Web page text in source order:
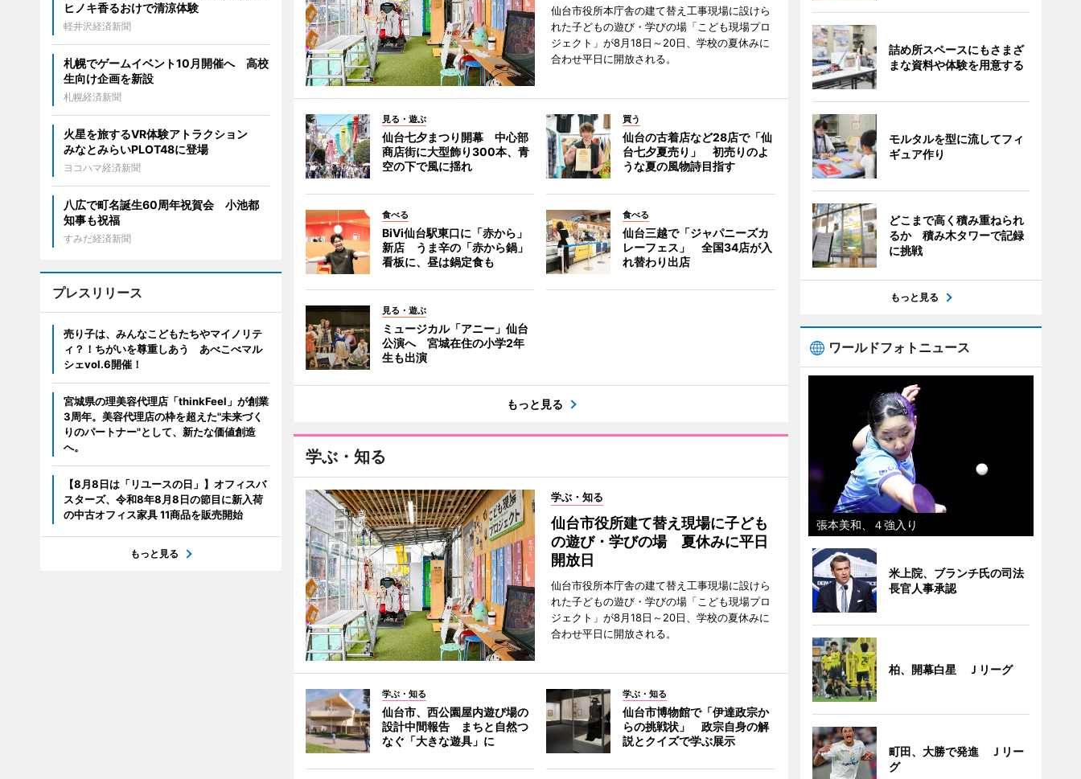
仙台市役所本庁舎の建て替え工事現場に設けら
れた子どもの遊び・学びの場「こども現場プロ
ジェクト」が8月18日～20日、学校の夏休みに
合わせ平日に開放される。
見る・遊ぶ
仙台七夕まつり開幕 中心部
商店街に大型飾り300本、青
空の下で風に揺れ
買う
仙台の古着店など28店で「仙
台七夕夏売り」 初売りのよ
うな夏の風物詩目指す
食べる
BiVi仙台駅東口に「赤から」
新店 うま辛の「赤から鍋」
看板に、昼は鍋定食も
食べる
仙台三越で「ジャパニーズカ
レーフェス」 全国34店が入
れ替わり出店
見る・遊ぶ
ミュージカル「アニー」仙台
公演へ 宮城在住の小学2年
生も出演
もっと見る
学ぶ・知る
学ぶ・知る
仙台市役所建て替え現場に子ども
の遊び・学びの場 夏休みに平日
開放日
仙台市役所本庁舎の建て替え工事現場に設けら
れた子どもの遊び・学びの場「こども現場プロ
ジェクト」が8月18日～20日、学校の夏休みに
合わせ平日に開放される。
学ぶ・知る
仙台市、西公園屋内遊び場の
設計中間報告 まちと自然つ
なぐ「大きな遊具」に
学ぶ・知る
仙台市博物館で「伊達政宗か
らの挑戦状」 政宗自身の解
説とクイズで学ぶ展示
ヒノキ香るおけで清涼体験
軽井沢経済新聞
札幌でゲームイベント10月開催へ 高校
生向け企画を新設
札幌経済新聞
火星を旅するVR体験アトラクション
みなとみらいPLOT48に登場
ヨコハマ経済新聞
八広で町名誕生60周年祝賀会 小池都
知事も祝福
すみだ経済新聞
プレスリリース
売り子は、みんなこどもたちやマイノリテ
ィ？！ちがいを尊重しあう あべこべマル
シェvol.6開催！
宮城県の理美容代理店「thinkFeel」が創業
3周年。美容代理店の枠を超えた"未来づく
りのパートナー"として、新たな価値創造
へ。
【8月8日は「リユースの日」】オフィスバ
スターズ、令和8年8月8日の節目に新入荷
の中古オフィス家具 11商品を販売開始
もっと見る
詰め所スペースにもさまざ
まな資料や体験を用意する
モルタルを型に流してフィ
ギュア作り
どこまで高く積み重ねられ
るか 積み木タワーで記録
に挑戦
もっと見る
ワールドフォトニュース
張本美和、４強入り
米上院、ブランチ氏の司法
長官人事承認
柏、開幕白星 Ｊリーグ
町田、大勝で発進 Ｊリー
グ